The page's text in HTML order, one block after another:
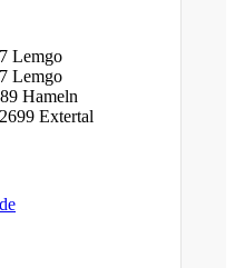
Lemgo
Lemgo
Hameln
Extertal